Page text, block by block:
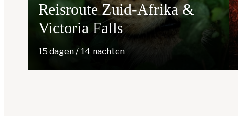
Reisroute Zuid-Afrika &
Victoria Falls
15 dagen / 14 nachten